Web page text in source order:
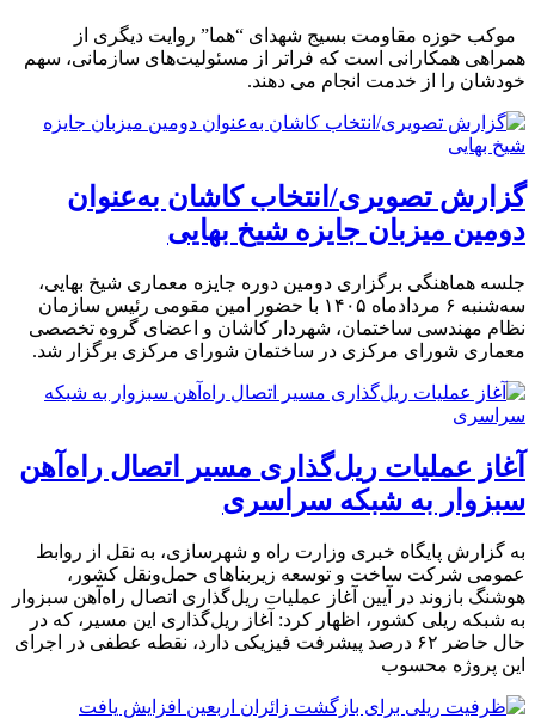
موکب حوزه مقاومت بسیج شهدای “هما” روایت دیگری از
همراهی همکارانی است که فراتر از مسئولیت‌های سازمانی، سهم
خودشان را از خدمت انجام می دهند.
گزارش تصویری/انتخاب کاشان به‌عنوان
دومین میزبان جایزه شیخ بهایی
جلسه هماهنگی برگزاری دومین دوره جایزه معماری شیخ بهایی،
سه‌شنبه ۶ مردادماه ۱۴۰۵ با حضور امین مقومی رئیس سازمان
نظام مهندسی ساختمان، شهردار کاشان و اعضای گروه تخصصی
معماری شورای مرکزی در ساختمان شورای مرکزی برگزار شد.
آغاز عملیات ریل‌گذاری مسیر اتصال راه‌آهن
سبزوار به شبکه سراسری
به گزارش پایگاه خبری وزارت راه و شهرسازی، به نقل از روابط
عمومی شرکت ساخت و توسعه زیربناهای حمل‌ونقل کشور،
هوشنگ بازوند در آیین آغاز عملیات ریل‌گذاری اتصال راه‌آهن سبزوار
به شبکه ریلی کشور، اظهار کرد: آغاز ریل‌گذاری این مسیر، که در
حال حاضر ۶۲ درصد پیشرفت فیزیکی دارد، نقطه عطفی در اجرای
این پروژه محسوب